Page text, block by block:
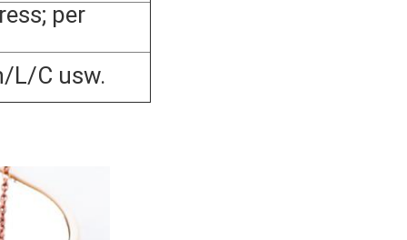
per
L/C usw.